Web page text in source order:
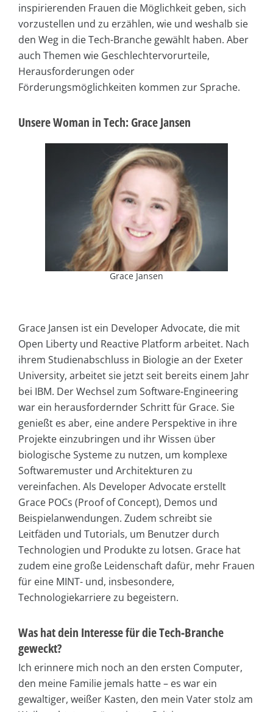
inspirierenden Frauen die Möglichkeit geben, sich
vorzustellen und zu erzählen, wie und weshalb sie
den Weg in die Tech-Branche gewählt haben. Aber
auch Themen wie Geschlechtervorurteile,
Herausforderungen oder
Förderungsmöglichkeiten kommen zur Sprache.
Unsere Woman in Tech: Grace Jansen
Grace Jansen
Grace Jansen ist ein Developer Advocate, die mit
Open Liberty und Reactive Platform arbeitet. Nach
ihrem Studienabschluss in Biologie an der Exeter
University, arbeitet sie jetzt seit bereits einem Jahr
bei IBM. Der Wechsel zum Software-Engineering
war ein herausfordernder Schritt für Grace. Sie
genießt es aber, eine andere Perspektive in ihre
Projekte einzubringen und ihr Wissen über
biologische Systeme zu nutzen, um komplexe
Softwaremuster und Architekturen zu
vereinfachen. Als Developer Advocate erstellt
Grace POCs (Proof of Concept), Demos und
Beispielanwendungen. Zudem schreibt sie
Leitfäden und Tutorials, um Benutzer durch
Technologien und Produkte zu lotsen. Grace hat
zudem eine große Leidenschaft dafür, mehr Frauen
für eine MINT- und, insbesondere,
Technologiekarriere zu begeistern.
Was hat dein Interesse für die Tech-Branche
geweckt?
Ich erinnere mich noch an den ersten Computer,
den meine Familie jemals hatte – es war ein
gewaltiger, weißer Kasten, den mein Vater stolz am